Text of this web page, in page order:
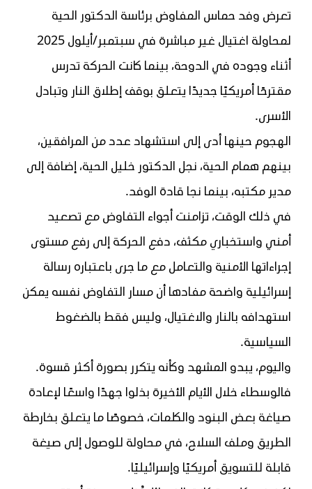
تعرض وفد حماس المفاوض برئاسة الدكتور الحية
لمحاولة اغتيال غير مباشرة في سبتمبر/أيلول 2025
أثناء وجوده في الدوحة، بينما كانت الحركة تدرس
مقترحًا أمريكيًا جديدًا يتعلق بوقف إطلاق النار وتبادل
الأسرى.
الهجوم حينها أدى إلى استشهاد عدد من المرافقين،
بينهم همام الحية، نجل الدكتور خليل الحية، إضافة إلى
مدير مكتبه، بينما نجا قادة الوفد.
في ذلك الوقت، تزامنت أجواء التفاوض مع تصعيد
أمني واستخباري مكثف، دفع الحركة إلى رفع مستوى
إجراءاتها الأمنية والتعامل مع ما جرى باعتباره رسالة
إسرائيلية واضحة مفادها أن مسار التفاوض نفسه يمكن
استهدافه بالنار والاغتيال، وليس فقط بالضغوط
السياسية.
واليوم، يبدو المشهد وكأنه يتكرر بصورة أكثر قسوة.
فالوسطاء خلال الأيام الأخيرة بذلوا جهدًا واسعًا لإعادة
صياغة بعض البنود والكلمات، خصوصًا ما يتعلق بخارطة
الطريق وملف السلاح، في محاولة للوصول إلى صيغة
قابلة للتسويق أمريكيًا وإسرائيليًا.